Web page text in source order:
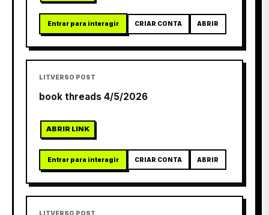
Entrar para interagir CRIAR CONTA ABRIR
LITVERSO POST
book threads 4/5/2026
ABRIR LINK
Entrar para interagir CRIAR CONTA ABRIR
LITVERSO POST